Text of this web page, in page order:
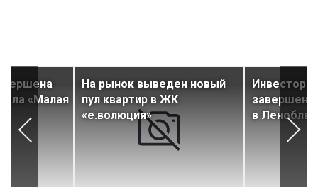
«Малая
На рынок выведен новый
пул квартир в ЖК
«е.волюция»
Инвесторы
в